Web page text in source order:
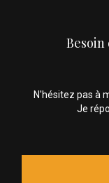
N'hésitez pas à
Je